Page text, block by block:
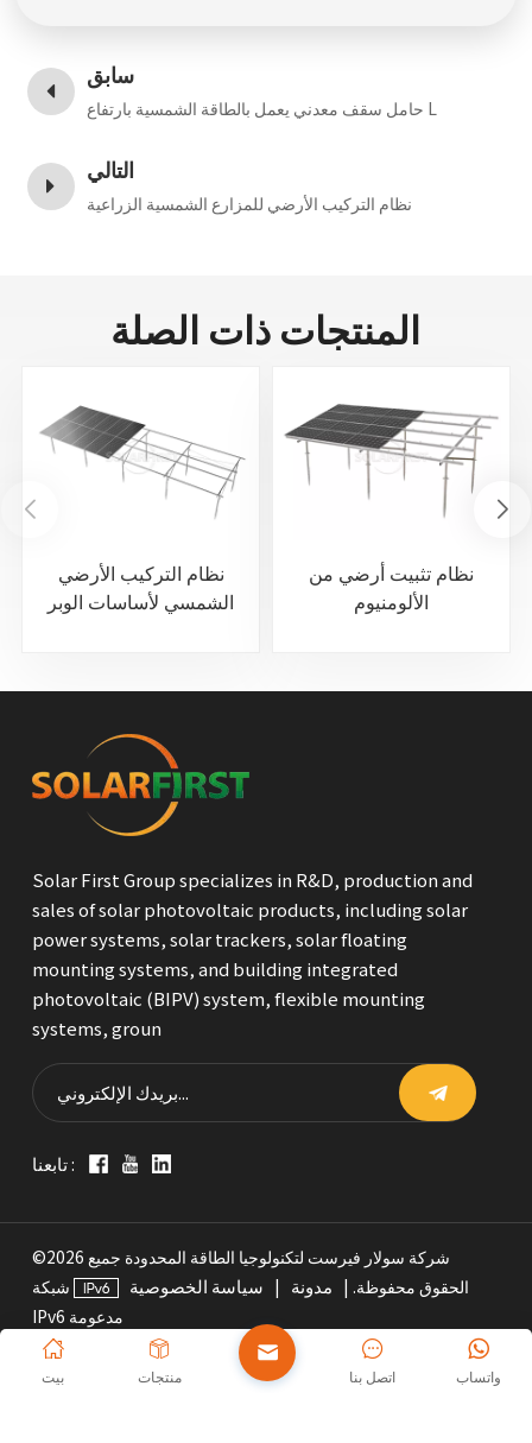
سابق
حامل سقف معدني يعمل بالطاقة الشمسية بارتفاع L
التالي
نظام التركيب الأرضي للمزارع الشمسية الزراعية
المنتجات ذات الصلة
نظام التركيب الأرضي
الشمسي لأساسات الوبر
نظام تثبيت أرضي من
الألومنيوم
Solar First Group specializes in R&D, production and
sales of solar photovoltaic products, including solar
power systems, solar trackers, solar floating
mounting systems, and building integrated
photovoltaic (BIPV) system, flexible mounting
systems, groun
تابعنا :
©2026 شركة سولار فيرست لتكنولوجيا الطاقة المحدودة جميع
الحقوق محفوظة. |
مدونة سياسة الخصوصية
شبكة
IPv6 مدعومة
بيت منتجات واتساب اتصل بنا